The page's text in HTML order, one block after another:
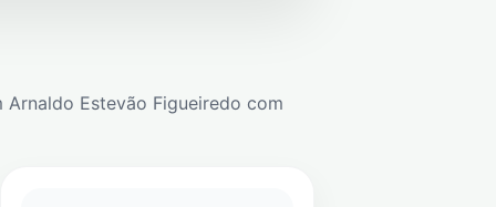
Arnaldo Estevão Figueiredo com